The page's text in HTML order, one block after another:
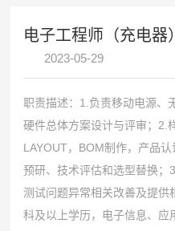
电子工程师（充电器）
2023-05-29
职责描述：1.负责移动电源、
硬件总体方案设计与评审；2.
LAYOUT，BOM制作，产品
预研、技术评估和选型替换；
测试问题异常相关改善及提
科及以上学历，电子信息、应